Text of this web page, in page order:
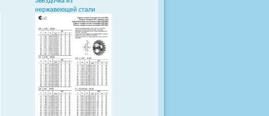
нержавеющей стали